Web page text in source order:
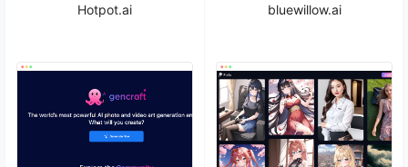
Hotpot.ai bluewillow.ai